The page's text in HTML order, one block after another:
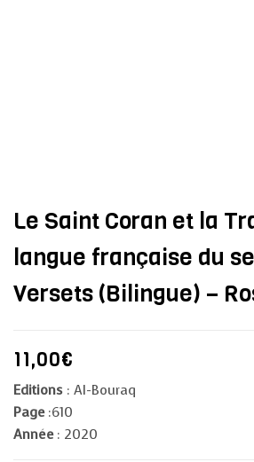
Le Saint Coran et la
langue française du
Versets (Bilingue) –
11,00€
Editions : Al-Bouraq
Page:610
Année : 2020